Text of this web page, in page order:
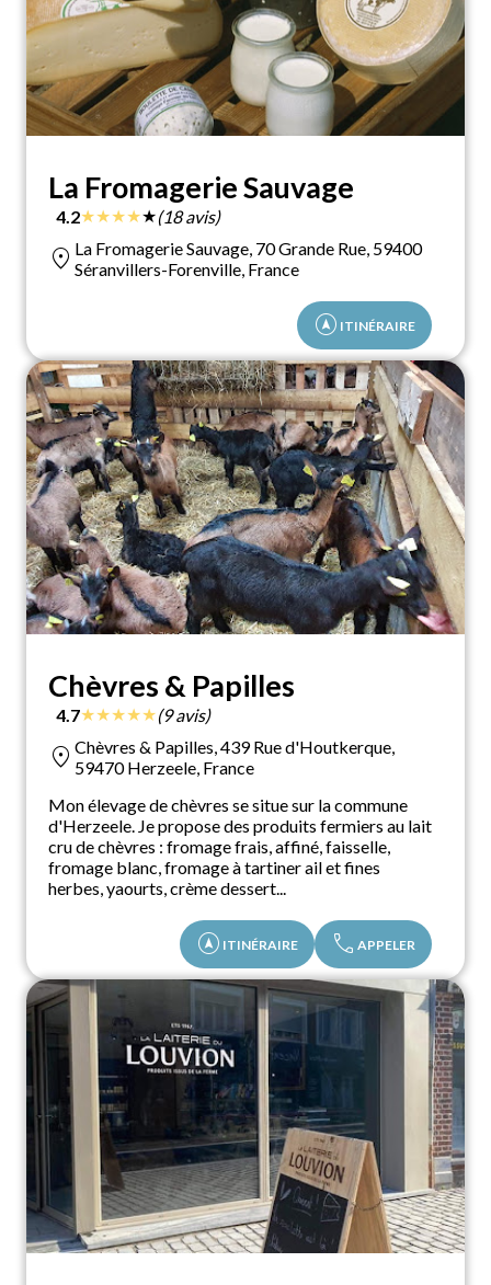
La Fromagerie Sauvage
4.2★★★★★(18 avis)
location_on La Fromagerie Sauvage, 70 Grande Rue, 59400
Séranvillers-Forenville, France
assistant_navigation ITINÉRAIRE
Chèvres & Papilles
4.7★★★★★(9 avis)
location_on Chèvres & Papilles, 439 Rue d'Houtkerque,
59470 Herzeele, France
Mon élevage de chèvres se situe sur la commune
d'Herzeele. Je propose des produits fermiers au lait
cru de chèvres : fromage frais, affiné, faisselle,
fromage blanc, fromage à tartiner ail et fines
herbes, yaourts, crème dessert...
assistant_navigation ITINÉRAIRE call APPELER